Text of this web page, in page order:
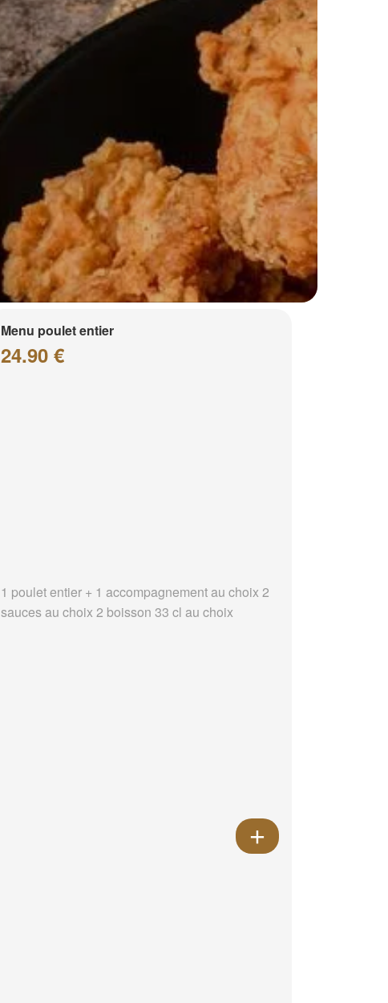
Menu poulet entier
24.90 €
1 poulet entier + 1 accompagnement au choix 2
sauces au choix 2 boisson 33 cl au choix